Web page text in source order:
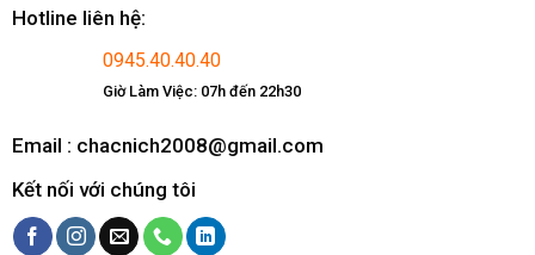
Hotline liên hệ:
0945.40.40.40
Giờ Làm Việc: 07h đến 22h30
Email : chacnich2008@gmail.com
Kết nối với chúng tôi